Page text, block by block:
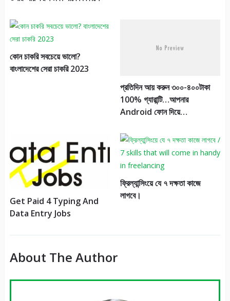
কোন চাকরি সবচেয়ে ভালো?
বাংলাদেশের সেরা চাকরি 2023
প্রতিদিন আয় করুন ৩০০-৪০০টাকা
100% গ্যারান্টি…আপনার
Android ফোন দিয়ে…
Get Paid 4 Typing And
Data Entry Jobs
ফ্রিল্যান্সিংয়ে যে ৭ দক্ষতা কাজে
লাগবে।
About The Author